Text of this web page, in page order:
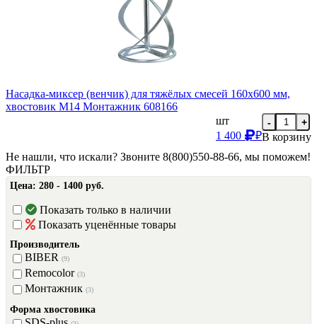
Насадка-миксер (венчик) для тяжёлых смесей 160х600 мм,
хвостовик М14 Монтажник 608166
шт
1 400
₽
- +
В корзину
Не нашли, что искали? Звоните 8(800)550-88-66, мы поможем!
ФИЛЬТР
Цена: 280 - 1400 руб.
Показать только в наличии
Показать уценённые товары
Производитель
BIBER (9)
Remocolor (3)
Монтажник (3)
Форма хвостовика